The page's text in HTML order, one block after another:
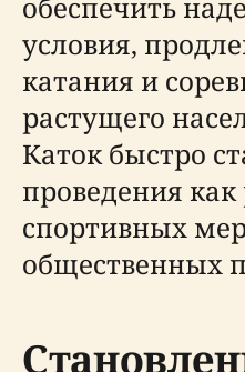
условия,
катания и
растущего
Каток быстро
проведения
спортивных
общественных